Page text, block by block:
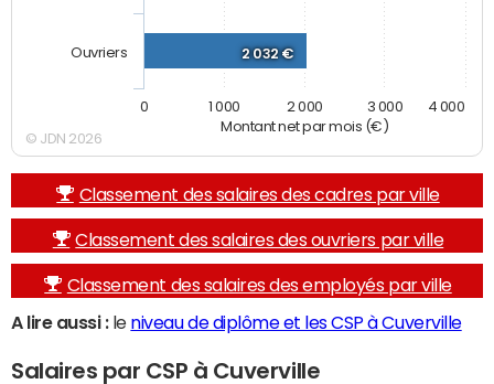
Montant net par mois (€)
2 032 €
Ouvriers
0 1 000 2 000 3 000 4 000
© JDN 2026
Classement des salaires des cadres par ville
Classement des salaires des ouvriers par ville
Classement des salaires des employés par ville
A lire aussi :le niveau de diplôme et les CSP à Cuverville
Salaires par CSP à Cuverville